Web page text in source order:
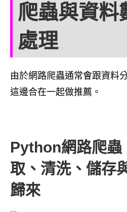
爬蟲與資料
處理
由於網路爬蟲通常會跟資料
這邊合在一起做推薦。
Python網路爬蟲
取、清洗、儲存
歸來